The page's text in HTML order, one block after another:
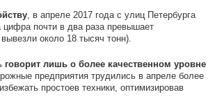
, в апреле 2017 года с улиц Петербурга
цифра почти в два раза превышает
около 18 тысяч тонн).
говорит лишь о более качественном уровне
предприятия трудились в апреле более
простоев техники, оптимизировав